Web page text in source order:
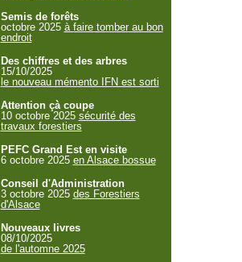
Semis de forêts
octobre 2025 à faire tomber au bon
endroit
Des chiffres et des arbres
15/10/2025
le nouveau mémento IFN est sorti
Attention çà coupe
10 octobre 2025 sécurité des
travaux forestiers
PEFC Grand Est en visite
6 octobre 2025 en Alsace bossue
Conseil d'Administration
3 octobre 2025 des Forestiers
d'Alsace
Nouveaux livres
08/10/2025
de l'automne 2025